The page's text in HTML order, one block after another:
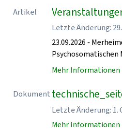
Artikel
Letzte Änderung:
23.09.2026 -
Psychosomatischen
Mehr Informationen
Dokument
Letzte Änderung: 1.
Mehr Informationen